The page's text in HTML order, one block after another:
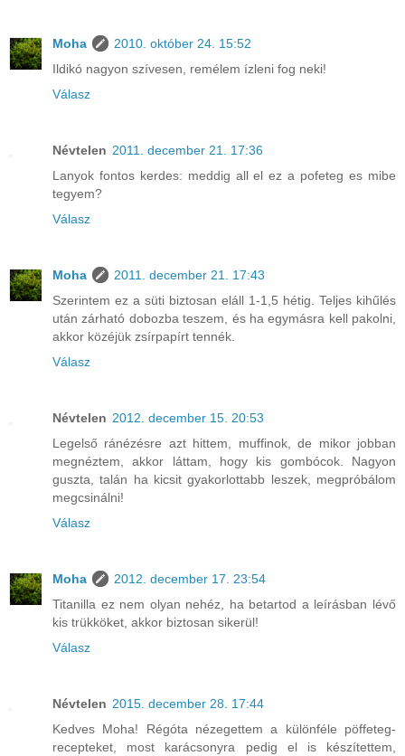
Moha
2010. október 24. 15:52
Ildikó nagyon szívesen, remélem ízleni fog neki!
Válasz
Névtelen 2011. december 21. 17:36
Lanyok fontos kerdes: meddig all el ez a pofeteg es mibe
tegyem?
Válasz
Moha
2011. december 21. 17:43
Szerintem ez a süti biztosan eláll 1-1,5 hétig. Teljes kihűlés
után zárható dobozba teszem, és ha egymásra kell pakolni,
akkor közéjük zsírpapírt tennék.
Válasz
Névtelen 2012. december 15. 20:53
Legelső ránézésre azt hittem, muffinok, de mikor jobban
megnéztem, akkor láttam, hogy kis gombócok. Nagyon
guszta, talán ha kicsit gyakorlottabb leszek, megpróbálom
megcsinálni!
Válasz
Moha
2012. december 17. 23:54
Titanilla ez nem olyan nehéz, ha betartod a leírásban lévő
kis trükköket, akkor biztosan sikerül!
Válasz
Névtelen 2015. december 28. 17:44
Kedves Moha! Régóta nézegettem a különféle pöffeteg-
recepteket, most karácsonyra pedig el is készítettem,